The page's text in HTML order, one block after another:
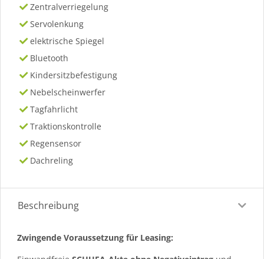
Zentralverriegelung
Servolenkung
elektrische Spiegel
Bluetooth
Kindersitzbefestigung
Nebelscheinwerfer
Tagfahrlicht
Traktionskontrolle
Regensensor
Dachreling
Beschreibung
Zwingende Voraussetzung für Leasing: